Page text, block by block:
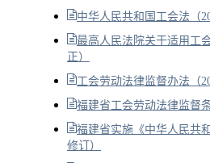
中华人民共和国工会法（
最高人民法院关于适用工
正）
工会劳动法律监督办法（
福建省工会劳动法律监督条
福建省实施《中华人民共
修订）